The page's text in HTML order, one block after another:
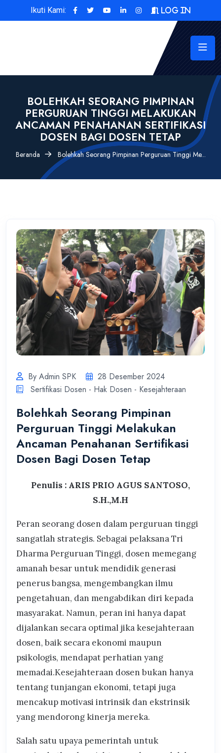
Ikuti Kami: Log In
BOLEHKAH SEORANG PIMPINAN
PERGURUAN TINGGI MELAKUKAN
ANCAMAN PENAHANAN SERTIFIKASI
DOSEN BAGI DOSEN TETAP
Beranda Bolehkah Seorang Pimpinan Perguruan Tinggi Me...
By Admin SPK
28 Desember 2024
Sertifikasi Dosen - Hak Dosen - Kesejahteraan
Bolehkah Seorang Pimpinan
Perguruan Tinggi Melakukan
Ancaman Penahanan Sertifikasi
Dosen Bagi Dosen Tetap
Penulis : ARIS PRIO AGUS SANTOSO,
S.H.,M.H
Peran seorang dosen dalam perguruan tinggi
sangatlah strategis. Sebagai pelaksana Tri
Dharma Perguruan Tinggi, dosen memegang
amanah besar untuk mendidik generasi
penerus bangsa, mengembangkan ilmu
pengetahuan, dan mengabdikan diri kepada
masyarakat. Namun, peran ini hanya dapat
dijalankan secara optimal jika kesejahteraan
dosen, baik secara ekonomi maupun
psikologis, mendapat perhatian yang
memadai.Kesejahteraan dosen bukan hanya
tentang tunjangan ekonomi, tetapi juga
mencakup motivasi intrinsik dan ekstrinsik
yang mendorong kinerja mereka.
Salah satu upaya pemerintah untuk